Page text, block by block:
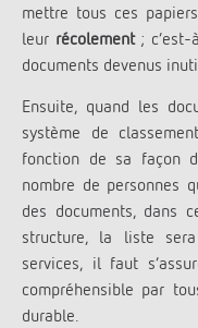
mettre tous ces
leur récolement; c’est-
documents devenus
Ensuite, quand les
système de
fonction de sa façon
nombre de personnes
des documents, dans
structure, la liste
services, il faut
compréhensible par
durable.